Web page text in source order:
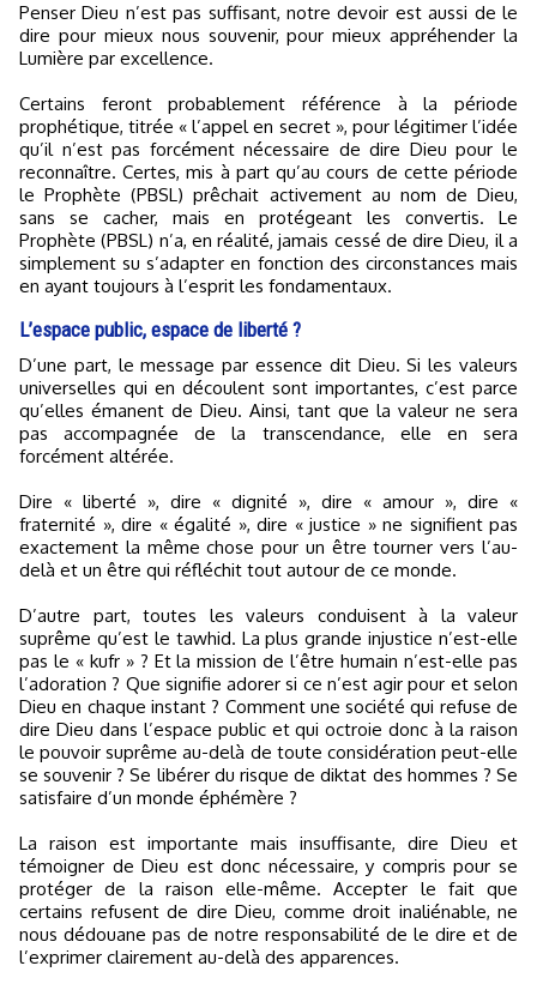
Penser Dieu n’est pas suffisant, notre devoir est aussi de le
dire pour mieux nous souvenir, pour mieux appréhender la
Lumière par excellence.
Certains feront probablement référence à la période
prophétique, titrée « l’appel en secret », pour légitimer l’idée
qu’il n’est pas forcément nécessaire de dire Dieu pour le
reconnaître. Certes, mis à part qu’au cours de cette période
le Prophète (PBSL) prêchait activement au nom de Dieu,
sans se cacher, mais en protégeant les convertis. Le
Prophète (PBSL) n’a, en réalité, jamais cessé de dire Dieu, il a
simplement su s’adapter en fonction des circonstances mais
en ayant toujours à l’esprit les fondamentaux.
L’espace public, espace de liberté ?
D’une part, le message par essence dit Dieu. Si les valeurs
universelles qui en découlent sont importantes, c’est parce
qu’elles émanent de Dieu. Ainsi, tant que la valeur ne sera
pas accompagnée de la transcendance, elle en sera
forcément altérée.
Dire « liberté », dire « dignité », dire « amour », dire «
fraternité », dire « égalité », dire « justice » ne signifient pas
exactement la même chose pour un être tourner vers l’au-
delà et un être qui réfléchit tout autour de ce monde.
D’autre part, toutes les valeurs conduisent à la valeur
suprême qu’est le tawhid. La plus grande injustice n’est-elle
pas le « kufr » ? Et la mission de l’être humain n’est-elle pas
l’adoration ? Que signifie adorer si ce n’est agir pour et selon
Dieu en chaque instant ? Comment une société qui refuse de
dire Dieu dans l’espace public et qui octroie donc à la raison
le pouvoir suprême au-delà de toute considération peut-elle
se souvenir ? Se libérer du risque de diktat des hommes ? Se
satisfaire d’un monde éphémère ?
La raison est importante mais insuffisante, dire Dieu et
témoigner de Dieu est donc nécessaire, y compris pour se
protéger de la raison elle-même. Accepter le fait que
certains refusent de dire Dieu, comme droit inaliénable, ne
nous dédouane pas de notre responsabilité de le dire et de
l’exprimer clairement au-delà des apparences.